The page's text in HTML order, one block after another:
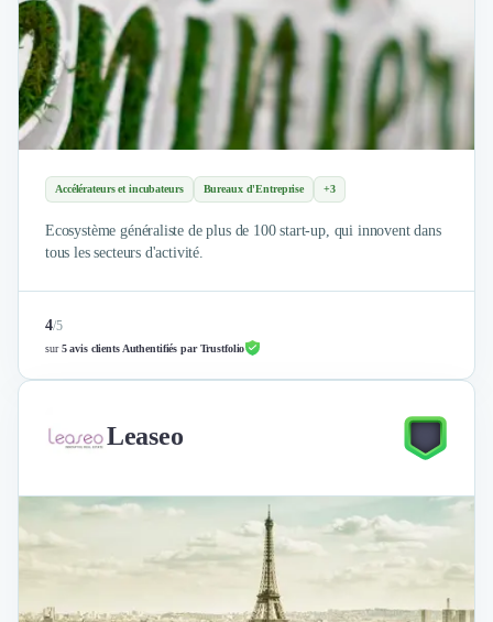
Nettoyage & Ménage
Clubs & Réseaux Professionnels
Espaces de Coworking
Accélérateurs et incubateurs Bureaux d'Entreprise +3
Ecosystème généraliste de plus de 100 start-up, qui innovent dans
tous les secteurs d'activité.
4/5
sur5 avis clients Authentifiés par Trustfolio
Leaseo